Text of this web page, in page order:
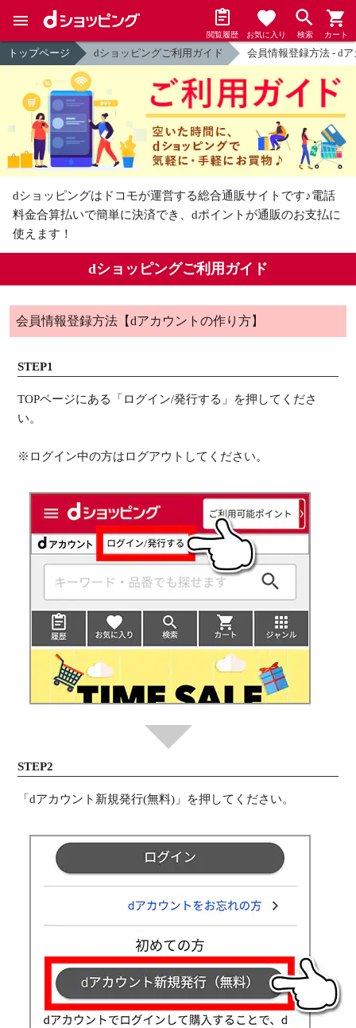
閲覧履歴 お気に入り 検索 カート
トップページ dショッピングご利用ガイド 会員情報登録方法 - d
dショッピングはドコモが運営する総合通販サイトです♪電話
料金合算払いで簡単に決済でき、dポイントが通販のお支払に
使えます！
dショッピングご利用ガイド
会員情報登録方法【dアカウントの作り方】
STEP1
TOPページにある「ログイン/発行する」を押してくださ
い。
※ログイン中の方はログアウトしてください。
STEP2
「dアカウント新規発行(無料)」を押してください。